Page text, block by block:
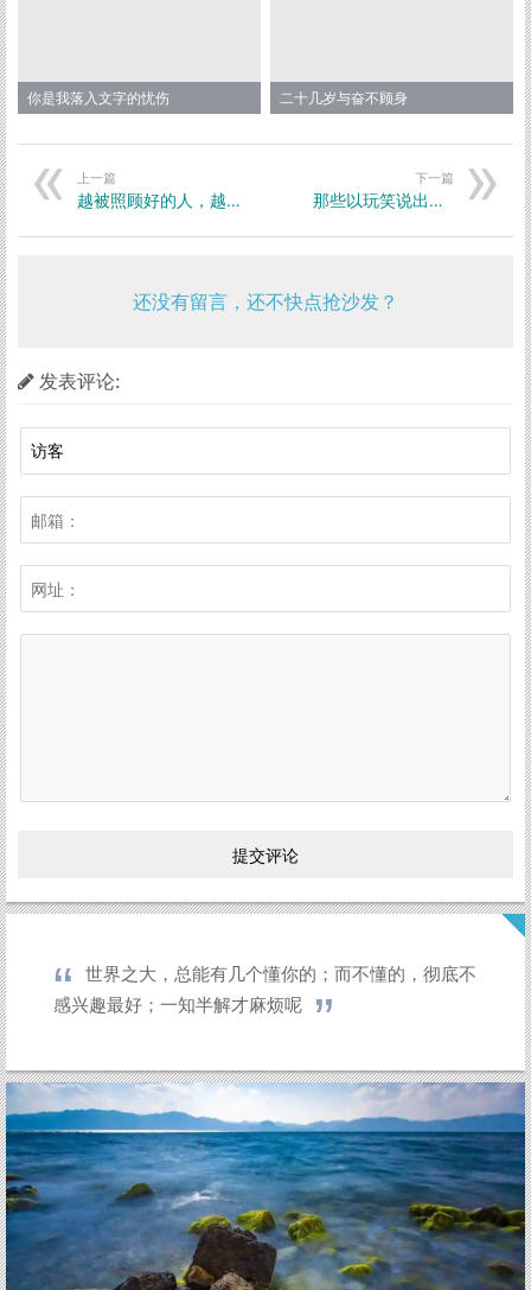
你是我落入文字的忧伤 二十几岁与奋不顾身
上一篇
越被照顾好的人，越矫情
下一篇
那些以玩笑说出口的话，往往是最真的表达
还没有留言，还不快点抢沙发？
发表评论:
世界之大，总能有几个懂你的；而不懂的，彻底不
感兴趣最好；一知半解才麻烦呢